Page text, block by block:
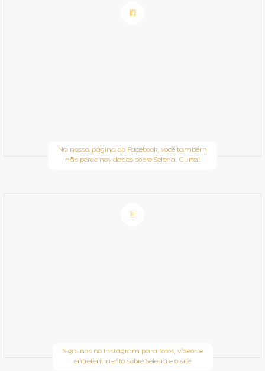
Na nossa página do Facebook, você também
não perde novidades sobre Selena. Curta!
Siga-nos no Instagram para fotos, vídeos e
entretenimento sobre Selena e o site